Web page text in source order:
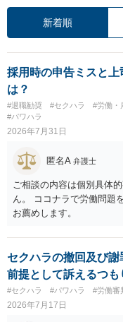
新着順
採用時の申告ミスと
は？
#退職勧奨 #セクハラ #労働・
#パワハラ
2026年7月31日
匿名A 弁護士
ご相談の内容は個別具体
ん。 ココナラで労働問題
お薦めします。
セクハラの撤回及び
前提として訴えるつも
#セクハラ #パワハラ #労働審
2026年7月17日